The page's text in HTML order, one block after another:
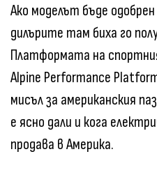
Ако моделът бъде
дилърите там биха го
Платформата на
Alpine Performance
мисъл за американския
е ясно дали и кога
продава в Америка.